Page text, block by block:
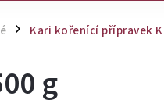
/ Kari kořenící přípravek
g